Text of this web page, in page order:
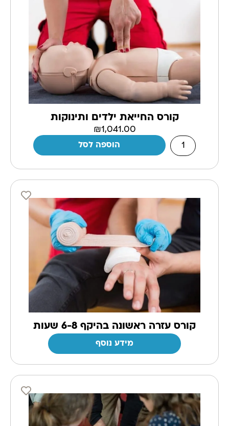
קורס החייאת ילדים ותינוקות
₪1,041.00
הוספה לסל
קורס עזרה ראשונה בהיקף 6-8 שעות
מידע נוסף